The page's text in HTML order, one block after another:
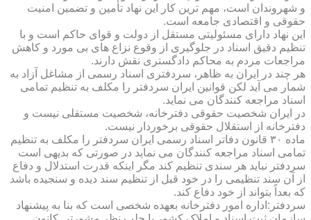
و شهروندان است، مهم ترین کار این نهاد تأمین و تضمین امنیت
حقوقی و اقتصادی جامعه است.
این نهاد دارای مسئولیتی مستقل از دولت و قوای حاکم است و با
تنظیم دقیق اسناد در جلوگیری از وقوع نزاع های بی مورد و کاهش
مراجعات مردم به محاکم دادگستری نقش دارند.
هر چند در ایران به ظاهر، سردفتری اسناد رسمی از مشاغل آزاد به
شمار می آید لکن قوانین ایران سردفتر را مکلف به تنظیم تمامی
اسناد مراجعه کنندگان می نماید.
در ایران شخصیت حقوقی دفترخانه، شخصیت مستقلی نیست و
دفترخانه از استقلال حقوقی برخوردار نیست.
ماده ۳۰ قانون دفاتر اسناد رسمی ایران سردفتر را مکلف به تنظیم
تمامی اسناد مراجعه کنندگان می نماید در صورتی که بدیهی است
سردفتر نباید هر سندی تنظیم کند مگر اینکه قدرت استدلال و دفاع
از آن سند تنظیمی را در خود قبل از تنظیم سند دیده و سنجیده باشد
که بعداً بتواند از خود دفاع کند.
سردفتر:اداره امور دفترخانه بعهده شخصی است که بنا به پیشنهاد